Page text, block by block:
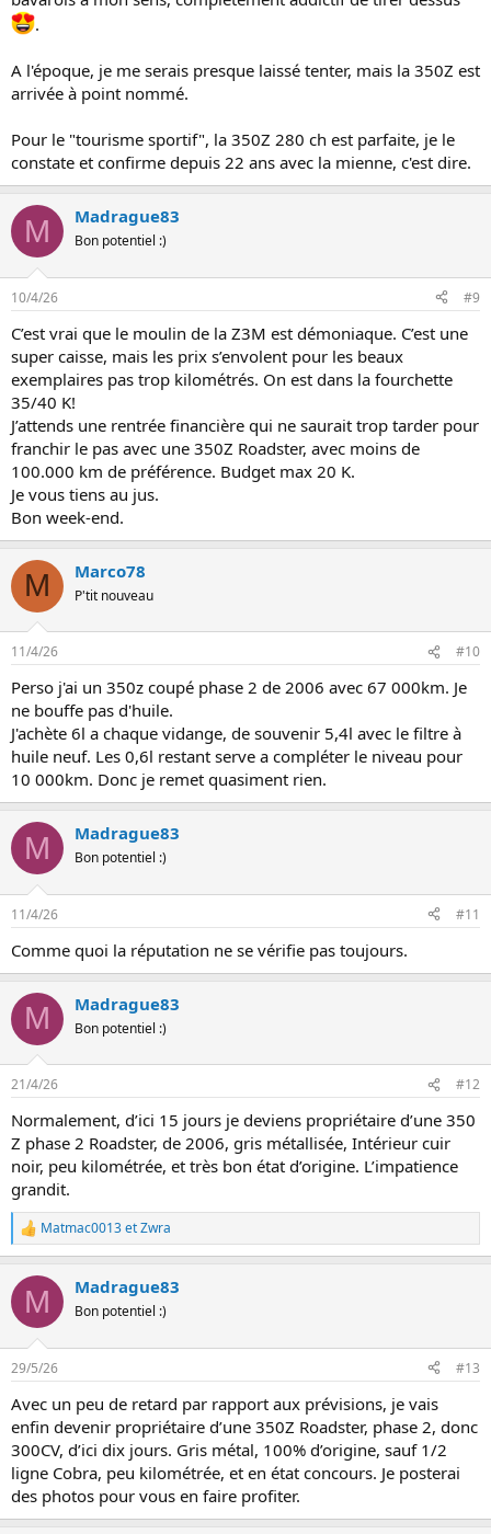
.
A l'époque, je me serais presque laissé tenter, mais la 350Z est
arrivée à point nommé.
Pour le "tourisme sportif", la 350Z 280 ch est parfaite, je le
constate et confirme depuis 22 ans avec la mienne, c'est dire.
M Madrague83
Bon potentiel :)
10/4/26 #9
C’est vrai que le moulin de la Z3M est démoniaque. C’est une
super caisse, mais les prix s’envolent pour les beaux
exemplaires pas trop kilométrés. On est dans la fourchette
35/40 K!
J’attends une rentrée financière qui ne saurait trop tarder pour
franchir le pas avec une 350Z Roadster, avec moins de
100.000 km de préférence. Budget max 20 K.
Je vous tiens au jus.
Bon week-end.
M Marco78
P'tit nouveau
11/4/26 #10
Perso j'ai un 350z coupé phase 2 de 2006 avec 67 000km. Je
ne bouffe pas d'huile.
J'achète 6l a chaque vidange, de souvenir 5,4l avec le filtre à
huile neuf. Les 0,6l restant serve a compléter le niveau pour
10 000km. Donc je remet quasiment rien.
M Madrague83
Bon potentiel :)
11/4/26 #11
Comme quoi la réputation ne se vérifie pas toujours.
M Madrague83
Bon potentiel :)
21/4/26 #12
Normalement, d’ici 15 jours je deviens propriétaire d’une 350
Z phase 2 Roadster, de 2006, gris métallisée, Intérieur cuir
noir, peu kilométrée, et très bon état d’origine. L’impatience
grandit.
L
e
r
a
i
n
s
:
Matmac0013etZwra
M Madrague83
Bon potentiel :)
29/5/26 #13
Avec un peu de retard par rapport aux prévisions, je vais
enfin devenir propriétaire d’une 350Z Roadster, phase 2, donc
300CV, d’ici dix jours. Gris métal, 100% d’origine, sauf 1/2
ligne Cobra, peu kilométrée, et en état concours. Je posterai
des photos pour vous en faire profiter.